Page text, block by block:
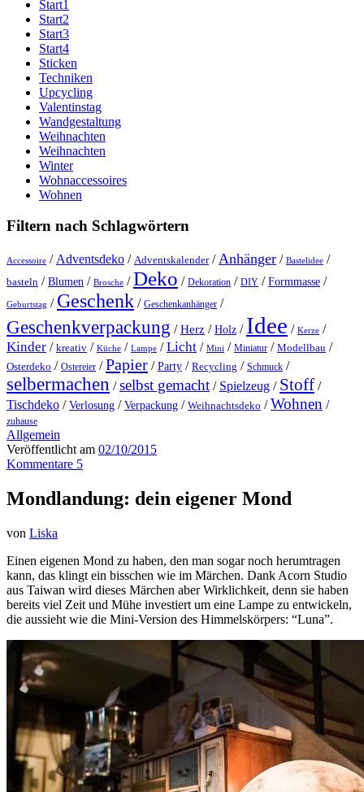
Start1
Start2
Start3
Start4
Sticken
Techniken
Upcycling
Valentinstag
Wandgestaltung
Weihnachten
Weihnachten
Winter
Wohnaccessoires
Wohnen
Filtern nach Schlagwörtern
Accessoire / Adventsdeko / Adventskalender/Anhänger / Bastelidee /
basteln /Blumen / Brosche /Deko / Dekoration / DIY /Formmasse /
Geburtstag / Geschenk / Geschenkanhänger /
Geschenkverpackung /Herz /Holz / Idee / Kerze /
Kinder / kreativ / Küche / Lampe /Licht / Mini / Miniatur / Modellbau /
Osterdeko / Ostereier /Papier /Party / Recycling / Schmuck /
selbermachen /selbst gemacht / Spielzeug / Stoff /
Tischdeko /Verlosung /Verpackung / Weihnachtsdeko /Wohnen /
zuhause
Allgemein
Veröffentlicht am 02/10/2015
Kommentare 5
Mondlandung: dein eigener Mond
von Liska
Einen eigenen Mond zu haben, den man sogar noch herumtragen
kann, das klingt ein bisschen wie im Märchen. Dank Acorn Studio
aus Taiwan wird dieses Märchen aber Wirklichkeit, denn sie haben
bereits viel Zeit und Mühe investiert um eine Lampe zu entwickeln,
die aussieht wie die Mini-Version des Himmelskörpers: “Luna”.